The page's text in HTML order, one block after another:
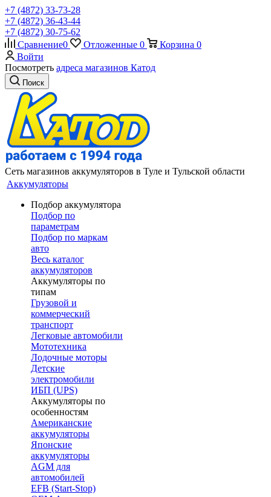
+7 (4872) 33-73-28
+7 (4872) 36-43-44
+7 (4872) 30-75-62
Сравнение0 Отложенные 0 Корзина 0
Войти
Посмотреть адреса магазинов Катод
Поиск
Сеть магазинов аккумуляторов в Туле и Тульской области
Аккумуляторы
Подбор аккумулятора
Подбор по
параметрам
Подбор по маркам
авто
Весь каталог
аккумуляторов
Аккумуляторы по
типам
Грузовой и
коммерческий
транспорт
Легковые автомобили
Мототехника
Лодочные моторы
Детские
электромобили
ИБП (UPS)
Аккумуляторы по
особенностям
Американские
аккумуляторы
Японские
аккумуляторы
AGM для
автомобилей
EFB (Start-Stop)